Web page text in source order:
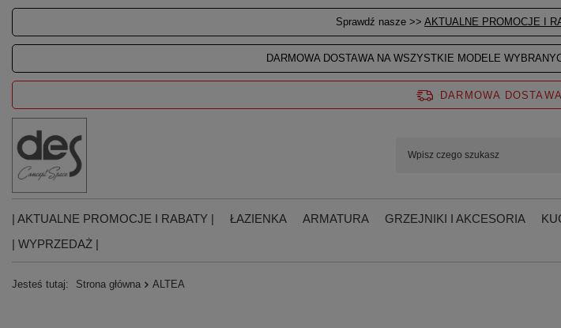
Sprawdź nasze >> AKTUALNE PROMOCJE I
DARMOWA DOSTAWA NA WSZYSTKIE MODELE
DARMOWA DOSTAWA
| AKTUALNE PROMOCJE I RABATY | ŁAZIENKA ARMATURA GRZEJNIKI I AKCESORIA
| WYPRZEDAŻ |
Jesteś tutaj: Strona główna ALTEA